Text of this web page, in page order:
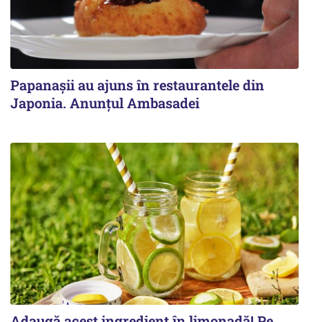
Papanașii au ajuns în restaurantele din
Japonia. Anunțul Ambasadei